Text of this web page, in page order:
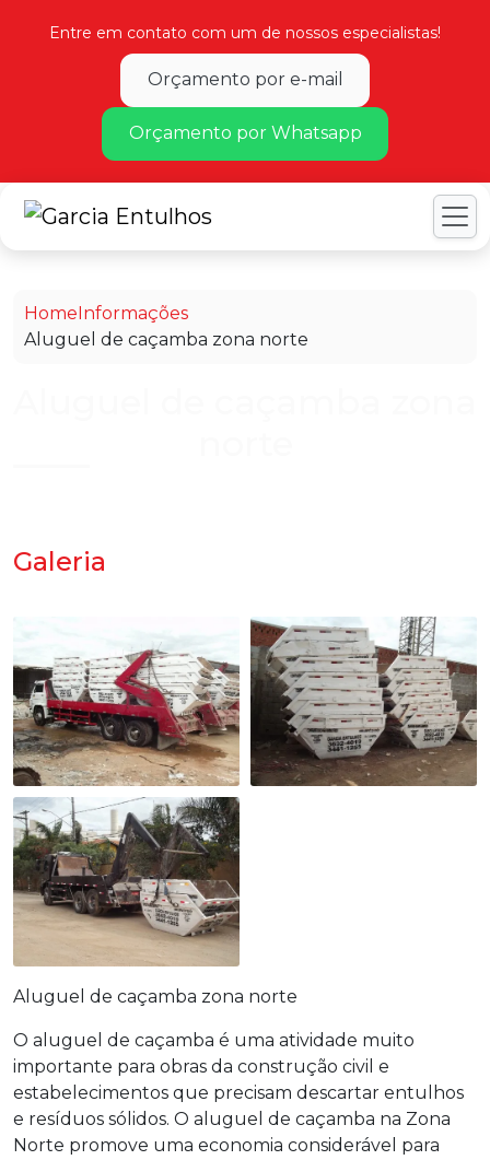
Entre em contato com um de nossos especialistas!
Orçamento por e-mail
Orçamento por Whatsapp
HomeInformações
Aluguel de caçamba zona norte
Galeria
Aluguel de caçamba zona norte
O aluguel de caçamba é uma atividade muito
importante para obras da construção civil e
estabelecimentos que precisam descartar entulhos
e resíduos sólidos. O aluguel de caçamba na Zona
Norte promove uma economia considerável para